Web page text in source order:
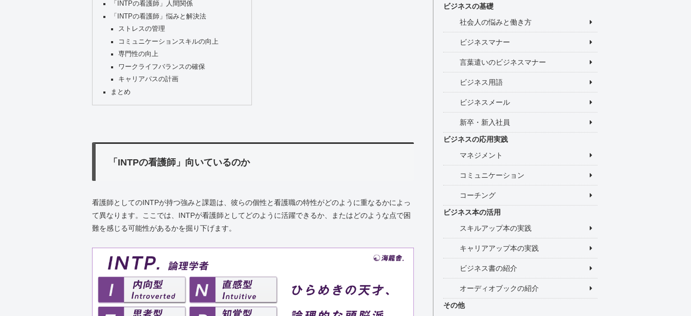
「INTPの看護師」人間関係
「INTPの看護師」悩みと解決法
ストレスの管理
コミュニケーションスキルの向上
専門性の向上
ワークライフバランスの確保
キャリアパスの計画
まとめ
「INTPの看護師」向いているのか
看護師としてのINTPが持つ強みと課題は、彼らの個性と看護職の特性がどのように重なるかによっ
て異なります。ここでは、INTPが看護師としてどのように活躍できるか、またはどのような点で困
難を感じる可能性があるかを掘り下げます。
ビジネスの基礎
社会人の悩みと働き方
ビジネスマナー
言葉遣いのビジネスマナー
ビジネス用語
ビジネスメール
新卒・新入社員
ビジネスの応用実践
マネジメント
コミュニケーション
コーチング
ビジネス本の活用
スキルアップ本の実践
キャリアアップ本の実践
ビジネス書の紹介
オーディオブックの紹介
その他